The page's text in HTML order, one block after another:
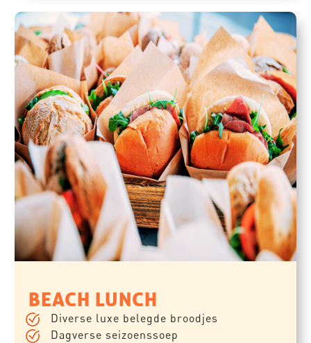
BEACH LUNCH
Diverse luxe belegde broodjes
Dagverse seizoenssoep